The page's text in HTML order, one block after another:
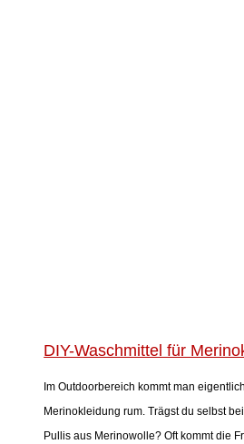
DIY-Waschmittel für
Im Outdoorbereich kommt man
Merinokleidung rum. Trägst du selbst
Pullis aus Merinowolle? Oft kommt die